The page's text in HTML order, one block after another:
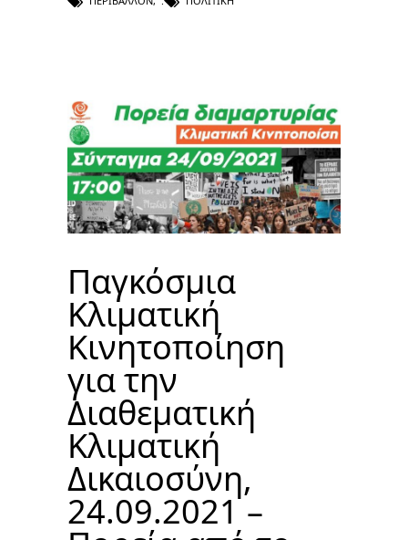
Παγκόσμια
Κλιματική
Κινητοποίηση
για την
Διαθεματική
Κλιματική
Δικαιοσύνη,
24.09.2021 –